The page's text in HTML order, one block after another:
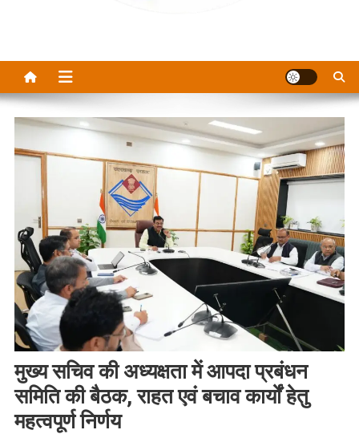
मुख्य सचिव की अध्यक्षता में आपदा प्रबंधन
समिति की बैठक, राहत एवं बचाव कार्यों हेतु
महत्वपूर्ण निर्णय